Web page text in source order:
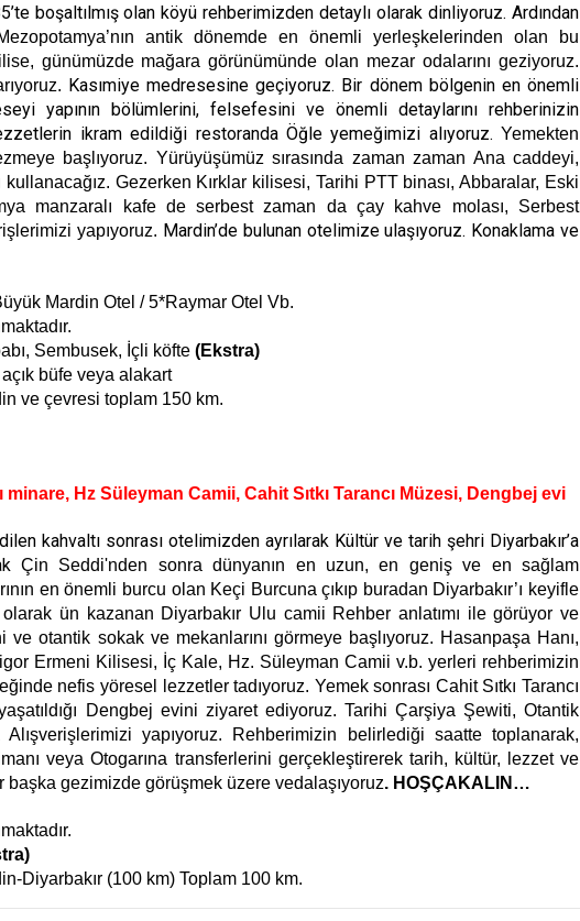
boşaltılmış olan köyü rehberimizden detaylı olarak dinliyoruz. Ardından
antik dönemde en önemli yerleşkelerinden olan bu
günümüzde mağara görünümünde olan mezar odalarını geziyoruz.
Kasımiye medresesine geçiyoruz. Bir dönem bölgenin en önemli
yapının bölümlerini, felsefesini ve önemli detaylarını rehberinizin
ikram edildiği restoranda Öğle yemeğimizi alıyoruz. Yemekten
başlıyoruz. Yürüyüşümüz sırasında zaman zaman Ana caddeyi,
Gezerken Kırklar kilisesi, Tarihi PTT binası, Abbaralar, Eski
manzaralı kafe de serbest zaman da çay kahve molası, Serbest
yapıyoruz. Mardin’de bulunan otelimize ulaşıyoruz. Konaklama ve
Mardin Otel / 5*Raymar Otel Vb.
Sembusek, İçli köfte (Ekstra)
büfe veya alakart
ve çevresi toplam 150 km.
Hz Süleyman Camii, Cahit Sıtkı Tarancı Müzesi, Dengbej evi
kahvaltı sonrası otelimizden ayrılarak Kültür ve tarih şehri Diyarbakır’a
Çin Seddi'nden sonra dünyanın en uzun, en geniş ve en sağlam
en önemli burcu olan Keçi Burcuna çıkıp buradan Diyarbakır’ı keyifle
ün kazanan Diyarbakır Ulu camii Rehber anlatımı ile görüyor ve
ve otantik sokak ve mekanlarını görmeye başlıyoruz. Hasanpaşa Hanı,
Ermeni Kilisesi, İç Kale, Hz. Süleyman Camii v.b. yerleri rehberimizin
nefis yöresel lezzetler tadıyoruz. Yemek sonrası Cahit Sıtkı Tarancı
Dengbej evini ziyaret ediyoruz. Tarihi Çarşiya Şewiti, Otantik
Alışverişlerimizi yapıyoruz. Rehberimizin belirlediği saatte toplanarak,
veya Otogarına transferlerini gerçekleştirerek tarih, kültür, lezzet ve
gezimizde görüşmek üzere vedalaşıyoruz. HOŞÇAKALIN…
Diyarbakır (100 km) Toplam 100 km.